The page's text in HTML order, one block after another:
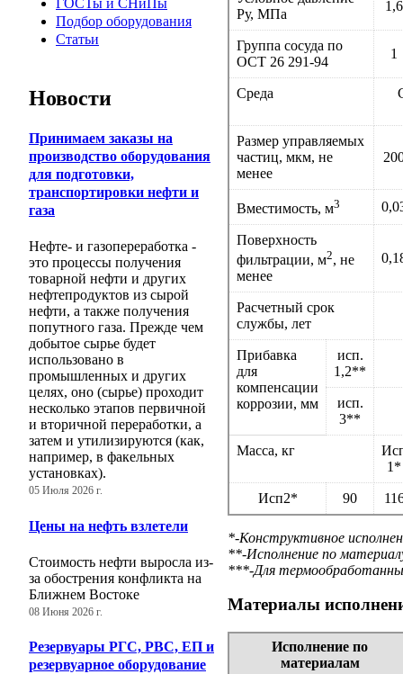
ГОСТы и СНиПы
Подбор оборудования
Статьи
Новости
Принимаем заказы на
производство оборудования
для подготовки,
транспортировки нефти и
газа
Нефте- и газопереработка -
это процессы получения
товарной нефти и других
нефтепродуктов из сырой
нефти, а также получения
попутного газа. Прежде чем
добытое сырье будет
использовано в
промышленных и других
целях, оно (сырье) проходит
несколько этапов первичной
и вторичной переработки, а
затем и утилизируются (как,
например, в факельных
установках).
05 Июля 2026 г.
Цены на нефть взлетели
Стоимость нефти выросла из-
за обострения конфликта на
Ближнем Востоке
08 Июня 2026 г.
Резервуары РГС, РВС, ЕП и
резервуарное оборудование
Ру, МПа
1,6
Группа сосуда по
ОСТ 26 291-94
1
Среда
Размер управляемых
частиц, мкм, не
менее
Вместимость, м3
Поверхность
фильтрации, м2, не
менее
Расчетный срок
службы, лет
Прибавка
для
компенсации
коррозии, мм
исп.
1,2**
исп.
3**
Масса, кг
1*
Исп2* 90
*-Конструктивное
**-Исполнение по
***-Для
Материалы
Исполнение по
материалам